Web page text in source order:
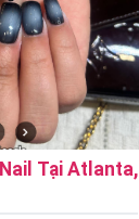
Tại Atlanta,